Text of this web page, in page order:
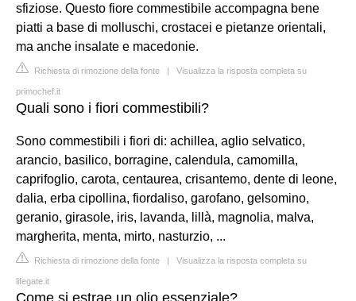
sfiziose. Questo fiore commestibile accompagna bene
piatti a base di molluschi, crostacei e pietanze orientali,
ma anche insalate e macedonie.
Richiesta di rimozione della fonte | Visualizza la risposta completa su
primochef.it
Quali sono i fiori commestibili?
Sono commestibili i fiori di: achillea, aglio selvatico,
arancio, basilico, borragine, calendula, camomilla,
caprifoglio, carota, centaurea, crisantemo, dente di leone,
dalia, erba cipollina, fiordaliso, garofano, gelsomino,
geranio, girasole, iris, lavanda, lillà, magnolia, malva,
margherita, menta, mirto, nasturzio, ...
Richiesta di rimozione della fonte | Visualizza la risposta completa su
lifegate.it
Come si estrae un olio essenziale?